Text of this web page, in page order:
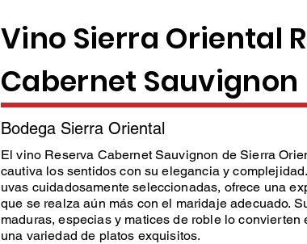
Vino Sierra Oriental
Cabernet Sauvignon
Bodega Sierra Oriental
El vino Reserva Cabernet Sauvignon de Sierra
cautiva los sentidos con su elegancia y
uvas cuidadosamente seleccionadas, ofrece una
que se realza aún más con el maridaje adecuado.
maduras, especias y matices de roble lo convierten
una variedad de platos exquisitos.